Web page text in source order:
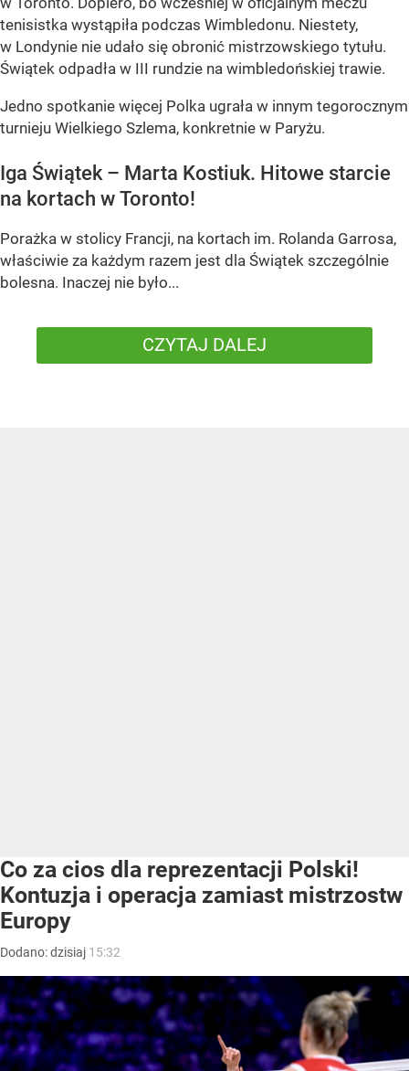
tenisistka wystąpiła podczas Wimbledonu. Niestety,
w Londynie nie udało się obronić mistrzowskiego tytułu.
Świątek odpadła w III rundzie na wimbledońskiej trawie.
Jedno spotkanie więcej Polka ugrała w innym tegorocznym
turnieju Wielkiego Szlema, konkretnie w Paryżu.
Iga Świątek – Marta Kostiuk. Hitowe starcie
na kortach w Toronto!
Porażka w stolicy Francji, na kortach im. Rolanda Garrosa,
właściwie za każdym razem jest dla Świątek szczególnie
bolesna. Inaczej nie było...
CZYTAJ DALEJ
Co za cios dla reprezentacji Polski!
Kontuzja i operacja zamiast mistrzostw
Europy
Dodano:dzisiaj 15:32